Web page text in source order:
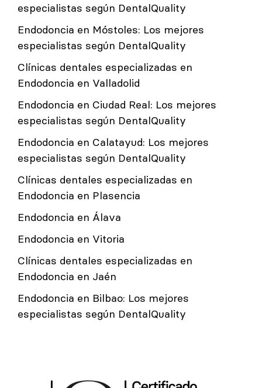
especialistas según DentalQuality
Endodoncia en Móstoles: Los mejores
especialistas según DentalQuality
Clínicas dentales especializadas en
Endodoncia en Valladolid
Endodoncia en Ciudad Real: Los mejores
especialistas según DentalQuality
Endodoncia en Calatayud: Los mejores
especialistas según DentalQuality
Clínicas dentales especializadas en
Endodoncia en Plasencia
Endodoncia en Álava
Endodoncia en Vitoria
Clínicas dentales especializadas en
Endodoncia en Jaén
Endodoncia en Bilbao: Los mejores
especialistas según DentalQuality